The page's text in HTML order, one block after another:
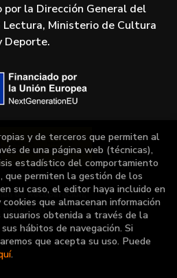
la Dirección General del
Lectura, Ministerio de Cultura
Deporte.
y de terceros que permiten al
de una página web (técnicas),
estadístico del comportamiento
que permiten la gestión de los
su caso, el editor haya incluido en
que almacenan información
obtenida a través de la
hábitos de navegación. Si
que acepta su uso. Puede
.